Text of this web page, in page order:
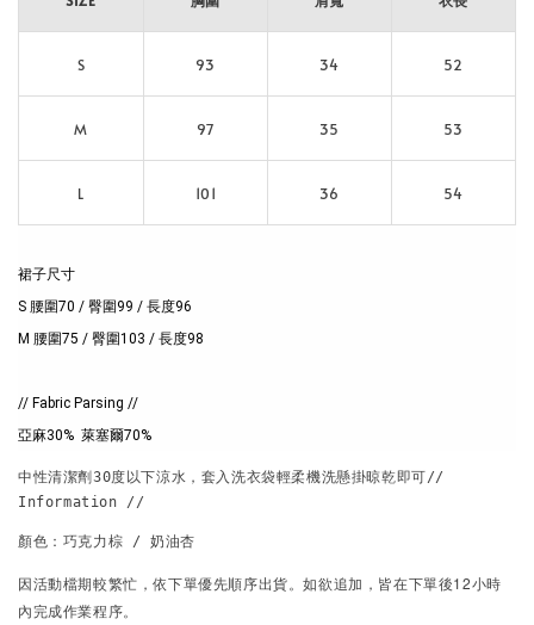
S 93 34 52
M 97 35 53
L 101 36 54
裙子尺寸
S 腰圍70 / 臀圍99 / 長度96
M 腰圍75 / 臀圍103 / 長度98
// Fabric Parsing //
亞麻30%  萊塞爾70%
中性清潔劑30度以下涼水，套入洗衣袋輕柔機洗懸掛晾乾即可//
Information //
顏色：巧克力棕 / 奶油杏
因活動檔期較繁忙，依下單優先順序出貨。如欲追加，皆在下單後12小時
內完成作業程序。